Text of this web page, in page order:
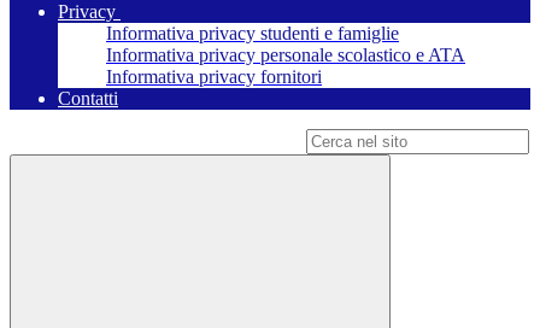
Privacy
Informativa privacy studenti e famiglie
Informativa privacy personale scolastico e ATA
Informativa privacy fornitori
Contatti